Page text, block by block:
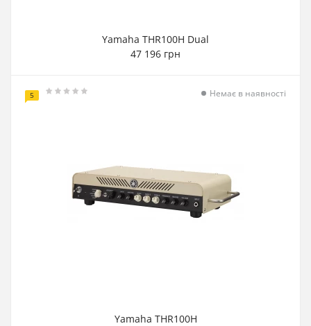
Yamaha THR100H Dual
47 196 грн
5 Немає в наявності
Yamaha THR100H